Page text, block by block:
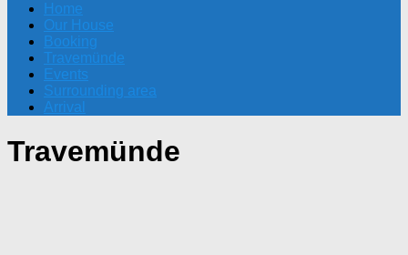
Home
Our House
Booking
Travemünde
Events
Surrounding area
Arrival
Travemünde